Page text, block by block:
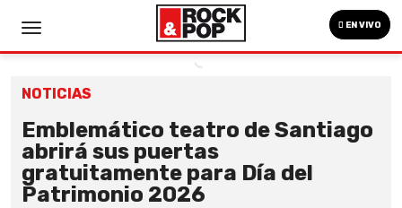
EN VIVO
NOTICIAS
Emblemático teatro de Santiago
abrirá sus puertas
gratuitamente para Día del
Patrimonio 2026